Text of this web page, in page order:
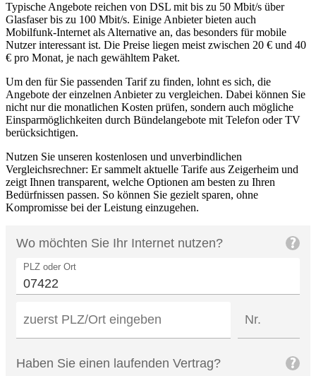
Typische Angebote reichen von DSL mit bis zu 50 Mbit/s über
Glasfaser bis zu 100 Mbit/s. Einige Anbieter bieten auch
Mobilfunk‑Internet als Alternative an, das besonders für mobile
Nutzer interessant ist. Die Preise liegen meist zwischen 20 € und 40
€ pro Monat, je nach gewähltem Paket.
Um den für Sie passenden Tarif zu finden, lohnt es sich, die
Angebote der einzelnen Anbieter zu vergleichen. Dabei können Sie
nicht nur die monatlichen Kosten prüfen, sondern auch mögliche
Einsparmöglichkeiten durch Bündelangebote mit Telefon oder TV
berücksichtigen.
Nutzen Sie unseren kostenlosen und unverbindlichen
Vergleichsrechner: Er sammelt aktuelle Tarife aus Zeigerheim und
zeigt Ihnen transparent, welche Optionen am besten zu Ihren
Bedürfnissen passen. So können Sie gezielt sparen, ohne
Kompromisse bei der Leistung einzugehen.